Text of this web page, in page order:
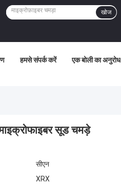
खोज
हमसे संपर्क करें एक बोली का अनुरोध
सूड चमड़े
सीएन
XRX